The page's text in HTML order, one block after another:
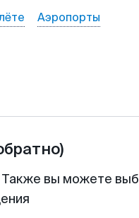
Аэропорты
Также вы можете